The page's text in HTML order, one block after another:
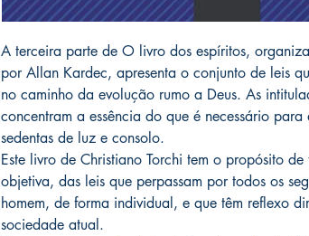
A terceira parte de O livro dos espíritos,
por Allan Kardec, apresenta o conjunto de leis
no caminho da evolução rumo a Deus. As
concentram a essência do que é necessário
sedentas de luz e consolo.
Este livro de Christiano Torchi tem o propósito
objetiva, das leis que perpassam por todos os
homem, de forma individual, e que têm reflexo
sociedade atual.